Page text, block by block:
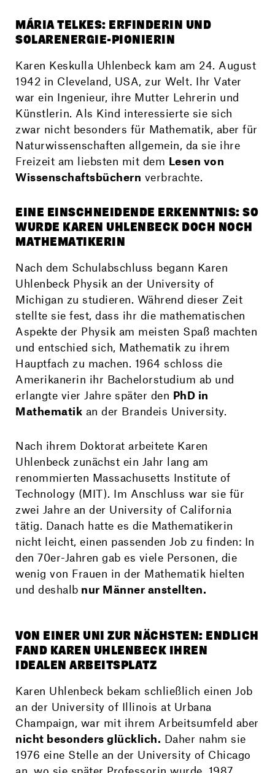
MÁRIA TELKES: ERFINDERIN UND
SOLARENERGIE-PIONIERIN
Karen Keskulla Uhlenbeck kam am 24. August
1942 in Cleveland, USA, zur Welt. Ihr Vater
war ein Ingenieur, ihre Mutter Lehrerin und
Künstlerin. Als Kind interessierte sie sich
zwar nicht besonders für Mathematik, aber für
Naturwissenschaften allgemein, da sie ihre
Freizeit am liebsten mit dem Lesen von
Wissenschaftsbüchern verbrachte.
EINE EINSCHNEIDENDE ERKENNTNIS: SO
WURDE KAREN UHLENBECK DOCH NOCH
MATHEMATIKERIN
Nach dem Schulabschluss begann Karen
Uhlenbeck Physik an der University of
Michigan zu studieren. Während dieser Zeit
stellte sie fest, dass ihr die mathematischen
Aspekte der Physik am meisten Spaß machten
und entschied sich, Mathematik zu ihrem
Hauptfach zu machen. 1964 schloss die
Amerikanerin ihr Bachelorstudium ab und
erlangte vier Jahre später den PhD in
Mathematik an der Brandeis University.
Nach ihrem Doktorat arbeitete Karen
Uhlenbeck zunächst ein Jahr lang am
renommierten Massachusetts Institute of
Technology (MIT). Im Anschluss war sie für
zwei Jahre an der University of California
tätig. Danach hatte es die Mathematikerin
nicht leicht, einen passenden Job zu finden: In
den 70er-Jahren gab es viele Personen, die
wenig von Frauen in der Mathematik hielten
und deshalb nur Männer anstellten.
VON EINER UNI ZUR NÄCHSTEN: ENDLICH
FAND KAREN UHLENBECK IHREN
IDEALEN ARBEITSPLATZ
Karen Uhlenbeck bekam schließlich einen Job
an der University of Illinois at Urbana
Champaign, war mit ihrem Arbeitsumfeld aber
nicht besonders glücklich. Daher nahm sie
1976 eine Stelle an der University of Chicago